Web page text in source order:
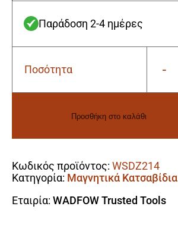
Παράδοση 2-4 ημέρες
Ποσότητα -
Wadfow
ποσότητα
Προσθήκη στο καλάθι
Κωδικός προϊόντος: WSDZ214
Κατηγορία: Μαγνητικά Κατσαβίδια
Εταιρία: WADFOW Trusted Tools